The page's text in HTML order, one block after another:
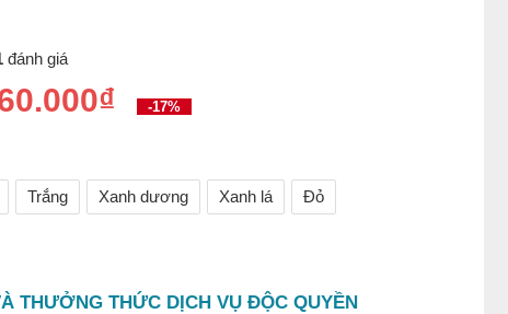
đánh giá
-17%
Trắng Xanh dương Xanh lá Đỏ
THƯỞNG THỨC DỊCH VỤ ĐỘC QUYỀN